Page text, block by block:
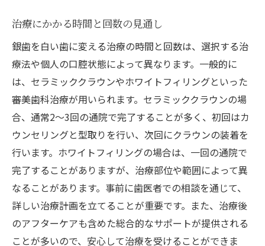
治療にかかる時間と回数の見通し
銀歯を白い歯に変える治療の時間と回数は、選択する治
療法や個人の口腔状態によって異なります。一般的に
は、セラミッククラウンやホワイトフィリングといった
審美歯科治療が用いられます。セラミッククラウンの場
合、通常2～3回の通院で完了することが多く、初回はカ
ウンセリングと型取りを行い、次回にクラウンの装着を
行います。ホワイトフィリングの場合は、一回の通院で
完了することがありますが、治療部位や範囲によって異
なることがあります。事前に歯医者での相談を通じて、
詳しい治療計画を立てることが重要です。また、治療後
のアフターケアも含めた総合的なサポートが提供される
ことが多いので、安心して治療を受けることができま